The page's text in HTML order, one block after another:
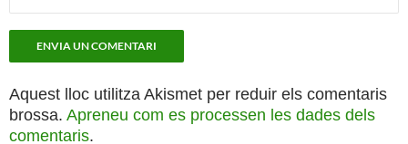
Aquest lloc utilitza Akismet per reduir els comentaris
brossa. Apreneu com es processen les dades dels
comentaris.